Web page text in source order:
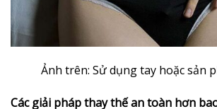
Ảnh trên: Sử dụng tay hoặc sản
Các giải pháp thay thế an toàn hơn